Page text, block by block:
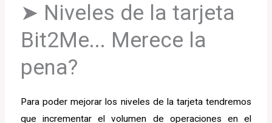
➤ Niveles de la tarjeta
Bit2Me... Merece la
pena?
Para poder mejorar los niveles de la tarjeta tendremos
que incrementar el volumen de operaciones en el